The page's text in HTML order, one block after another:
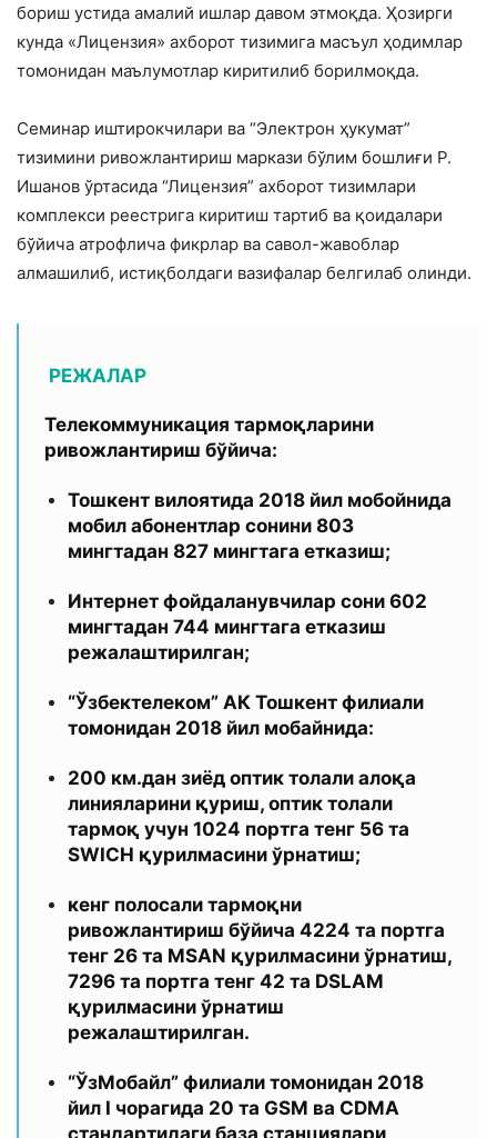
бориш устида амалий ишлар давом этмоқда. Ҳозирги
кунда «Лицензия» ахборот тизимига масъул ҳодимлар
томонидан маълумотлар киритилиб борилмоқда.
Семинар иштирокчилари ва “Электрон ҳукумат”
тизимини ривожлантириш маркази бўлим бошлиғи Р.
Ишанов ўртасида “Лицензия” ахборот тизимлари
комплекси реестрига киритиш тартиб ва қоидалари
бўйича атрофлича фикрлар ва савол-жавоблар
алмашилиб, истиқболдаги вазифалар белгилаб олинди.
РЕЖАЛАР
Телекоммуникация тармоқларини
ривожлантириш бўйича:
Тошкент вилоятида 2018 йил мобойнида
мобил абонентлар сонини 803
мингтадан 827 мингтага етказиш;
Интернет фойдаланувчилар сони 602
мингтадан 744 мингтага етказиш
режалаштирилган;
“Ўзбектелеком” АК Тошкент филиали
томонидан 2018 йил мобайнида:
200 км.дан зиёд оптик толали алоқа
линияларини қуриш, оптик толали
тармоқ учун 1024 портга тенг 56 та
SWICH қурилмасини ўрнатиш;
кенг полосали тармоқни
ривожлантириш бўйича 4224 та портга
тенг 26 та MSAN қурилмасини ўрнатиш,
7296 та портга тенг 42 та DSLAM
қурилмасини ўрнатиш
режалаштирилган.
“ЎзМобайл” филиали томонидан 2018
йил I чорагида 20 та GSM ва CDMA
стандартидаги база станциялари